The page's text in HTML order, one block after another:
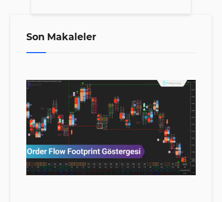
Son Makaleler